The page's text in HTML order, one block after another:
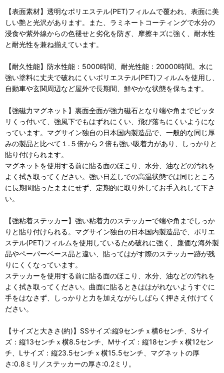
【表面素材】透明なポリエステル(PET)フィルムで覆われ、表面に美
しい艶と光沢があります。また、ラミネートコーティングで水分の
浸食や紫外線からの色褪せと劣化を防ぎ、摩擦キズに強く、耐水性
と耐光性を兼ね揃えています。
【耐久性能】防水性能：5000時間、耐光性能：20000時間。水に
強い塗料に丈夫で破れにくいポリエステル(PET)フィルムを使用し、
自動車や玄関周辺など屋外で長期間、鮮やかな状態を保ちます。
【強磁力マグネット】裏面全面が強力磁石となり端や角までピッタ
リくっ付いて、強風下でもはずれにくい、飛び落ちにくいようにな
っています。マグサイン独自の日本国内製造品で、一般的な同じ厚
みの製品と比べて１.５倍から２倍も強い吸着力があり、しっかりと
貼り付けられます。
マグネットを使用する前に貼る面のほこり、水分、油などの汚れを
よく拭き取ってください。強い日差しでの高温状態では同じところ
に長期間貼ったままにせず、定期的に取り外してお手入れして下さ
い。
【強粘着ステッカー】強い粘着力のステッカーで端や角までしっか
りと貼り付けられる。マグサイン独自の日本国内製造品で、ポリエ
ステル(PET)フィルムを使用しているため破れに強く、廉価な海外製
品やペーパーベース品と違い、貼ってはがす際のステッカー跡が残
りにくくなっています。
ステッカーを使用する前に貼る面のほこり、水分、油などの汚れを
よく拭き取ってください。曲面に貼るときははがれないようすぐに
手をはなさず、しっかりと力を加えながらしばらく押さえ付けてく
ださい。
【サイズと大きさ(約)】SSサイズ:縦9センチｘ横6センチ、Sサイ
ズ：縦13センチｘ横8.5センチ、Mサイズ：縦18センチｘ横12セン
チ、Lサイズ：縦23.5センチｘ横15.5センチ、マグネットの厚
さ:0.8ミリ／ステッカーの厚さ:0.2ミリ。